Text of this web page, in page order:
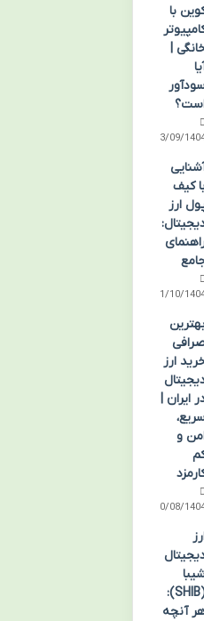
با
|
03/09/
کیف
ارز
11/10/
ارز
ایران |
و
30/08/
(SHIB):
آنچه